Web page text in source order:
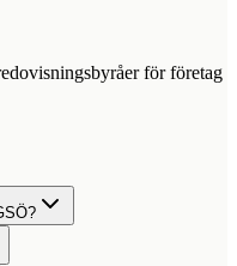
för företag